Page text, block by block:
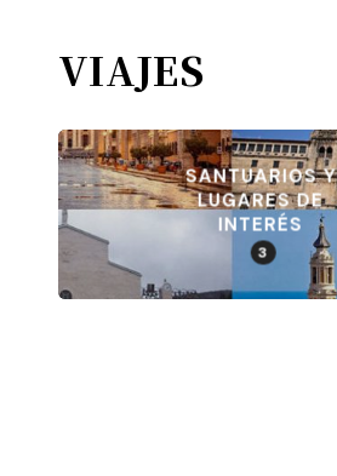
VIAJES
SANTUARIOS Y
LUGARES DE
INTERÉS
3